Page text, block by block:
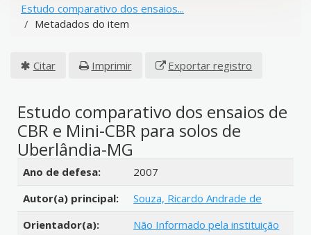
Estudo comparativo dos ensaios...
Metadados do item
Citar Imprimir Exportar registro
Estudo comparativo dos ensaios de
CBR e Mini-CBR para solos de
Uberlândia-MG
Detalhes bibliográficos
Ano de defesa:
2007
Autor(a) principal:
Souza, Ricardo Andrade de
Orientador(a):
Não Informado pela instituição